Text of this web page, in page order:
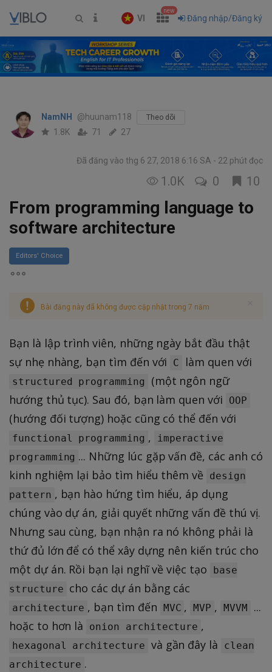
VI
new
Đăng nhập/Đăng ký
NamNH @huunam118 Theo dõi
1.8K 71 27
Đã đăng vào thg 6 27, 2018 6:16 SA 22 phút đọc
1.0K 0 10
From programming language to
software architecture
Editors' Choice
Bài đăng này đã không được cập nhật trong 7 năm
Bạn là lập trình viên, những ngày bắt đầu thật
sự nhẹ nhàng, bạn tìm đến với
C làm quen với
structured programming
(một ngôn ngữ
hướng thủ tục). Sau đó, bạn làm quen với
OOP
(hướng đối tượng) hoặc cũng có thể đến với
functional programming ,
imperactive
programming ... Những lúc gặp vấn đề, các anh có
kinh nghiệm lại bảo tìm hiểu thêm về
design
pattern , bạn hào hứng tìm hiểu, áp dụng
chúng vào dự án, giải quyết những vấn đề thú vị.
Nhưng sau cùng, bạn nhận ra nó không phải là
thứ đủ lớn để có thể xây dựng nên kiến trúc cho
một dự án. Rồi bạn lại nghĩ về việc tạo
base
structure cho các dự án bằng các
architecture , bạn tìm đến MVC , MVP , MVVM
...
hoặc to hơn là
onion architecture ,
hexagonal architecture và gần đây là
clean
architecture .